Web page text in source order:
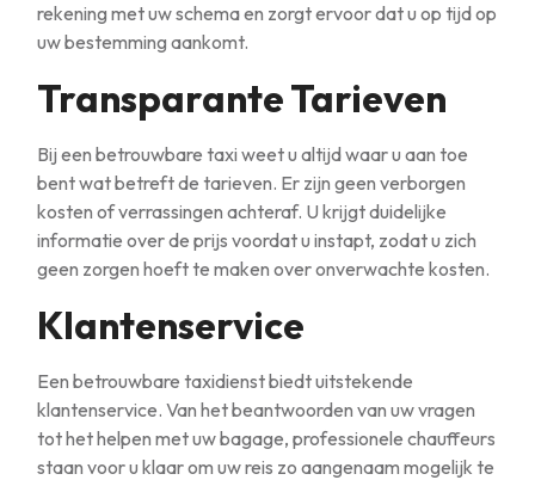
rekening met uw schema en zorgt ervoor dat u op tijd op
uw bestemming aankomt.
Transparante Tarieven
Bij een betrouwbare taxi weet u altijd waar u aan toe
bent wat betreft de tarieven. Er zijn geen verborgen
kosten of verrassingen achteraf. U krijgt duidelijke
informatie over de prijs voordat u instapt, zodat u zich
geen zorgen hoeft te maken over onverwachte kosten.
Klantenservice
Een betrouwbare taxidienst biedt uitstekende
klantenservice. Van het beantwoorden van uw vragen
tot het helpen met uw bagage, professionele chauffeurs
staan voor u klaar om uw reis zo aangenaam mogelijk te